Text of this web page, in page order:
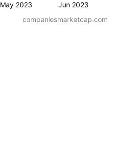
May 2023 Jun 2023
companiesmarketcap.com